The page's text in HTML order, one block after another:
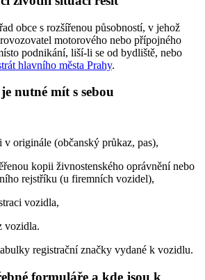
obce s rozšířenou působností, v jehož
motorového nebo přípojného
podnikání, liší-li se od bydliště, nebo
hlavního města Prahy.
nutné mít s sebou
v originále (občanský průkaz, pas),
kopii živnostenského oprávnění nebo
rejstříku (u firemních vozidel),
vozidla,
vozidla.
registrační značky vydané k vozidlu.
formuláře a kde jsou k